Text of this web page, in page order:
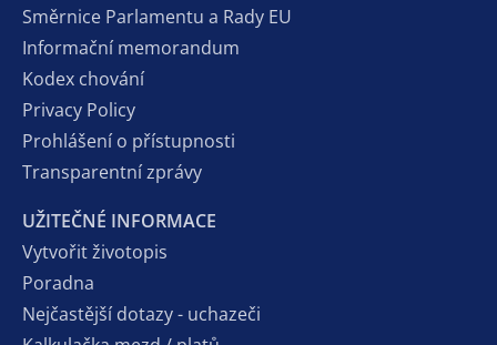
Směrnice Parlamentu a Rady EU
Informační memorandum
Kodex chování
Privacy Policy
Prohlášení o přístupnosti
Transparentní zprávy
UŽITEČNÉ INFORMACE
Vytvořit životopis
Poradna
Nejčastější dotazy - uchazeči